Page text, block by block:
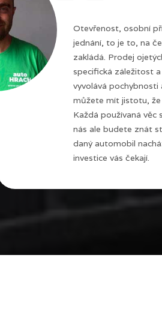
Otevřenost, osobní
jednání, to je to, na
zakládá. Prodej
specifická záležitost
vyvolává pochybnosti
můžete mít jistotu,
Každá používaná věc
nás ale budete znát
daný automobil
investice vás čekají.